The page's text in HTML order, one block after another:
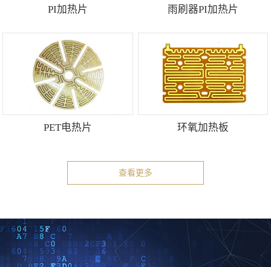
PI加热片 雨刷器PI加热片
PET电热片 环氧加热板
查看更多